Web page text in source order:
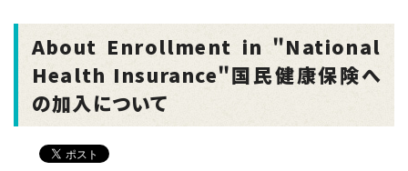
About Enrollment in "National
Health Insurance"国民健康保険へ
の加入について